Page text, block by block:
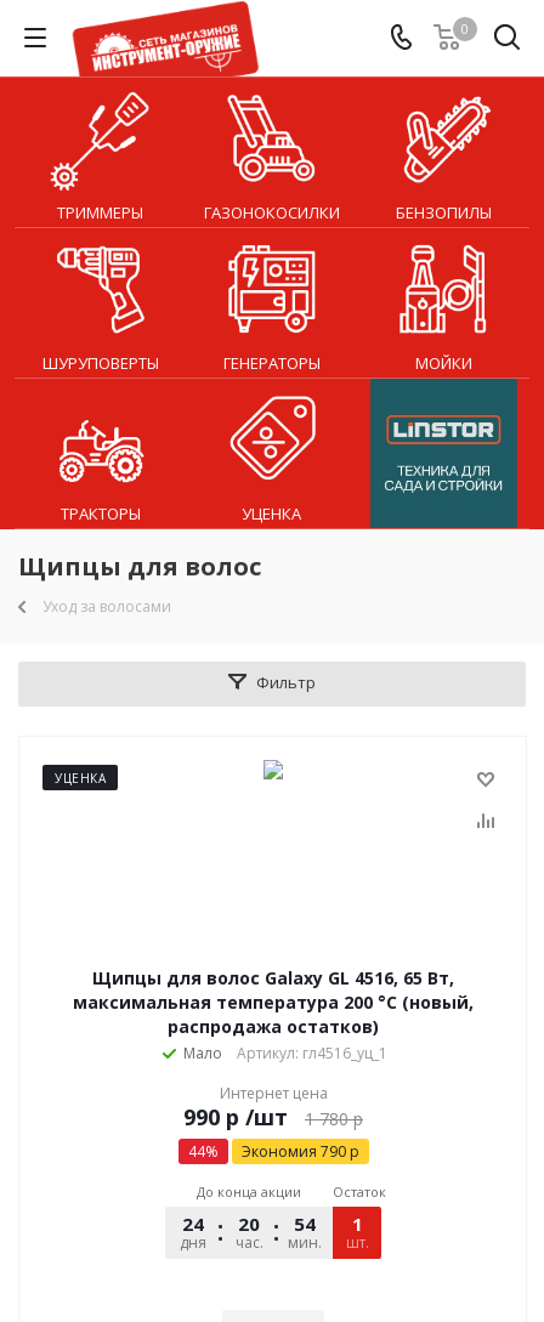
0
ТРИММЕРЫ ГАЗОНОКОСИЛКИ БЕНЗОПИЛЫ
ШУРУПОВЕРТЫ ГЕНЕРАТОРЫ МОЙКИ
ТРАКТОРЫ УЦЕНКА
Щипцы для волос
Уход за волосами
Фильтр
УЦЕНКА
Щипцы для волос Galaxy GL 4516, 65 Вт,
максимальная температура 200 °С (новый,
распродажа остатков)
Мало
Артикул: гл4516_уц_1
Интернет цена
р /шт 1 780р
44% Экономия 790р
До конца акции
24
дня
20
час.
54
мин.
52
сек.
Остаток
1
шт.